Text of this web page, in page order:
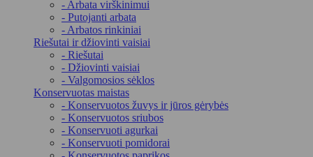
- Arbata virškinimui
- Putojanti arbata
- Arbatos rinkiniai
Riešutai ir džiovinti vaisiai
- Riešutai
- Džiovinti vaisiai
- Valgomosios sėklos
Konservuotas maistas
- Konservuotos žuvys ir jūros gėrybės
- Konservuotos sriubos
- Konservuoti agurkai
- Konservuoti pomidorai